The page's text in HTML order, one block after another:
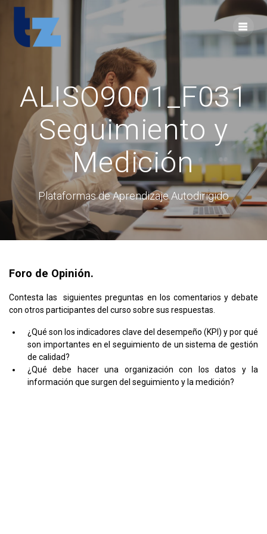
ALISO9001_F031
Seguimiento y
Medición
Plataformas de Aprendizaje Autodirigido
Foro de Opinión.
Contesta las siguientes preguntas en los comentarios y debate
con otros participantes del curso sobre sus respuestas.
¿Qué son los indicadores clave del desempeño (KPI) y por qué
son importantes en el seguimiento de un sistema de gestión
de calidad?
¿Qué debe hacer una organización con los datos y la
información que surgen del seguimiento y la medición?